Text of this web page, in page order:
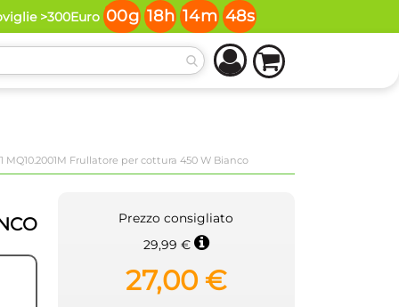
>300Euro 00g 18h 14m 48s
MQ10.2001M Frullatore per cottura 450 W Bianco
Prezzo consigliato
29,99 €
27,00 €